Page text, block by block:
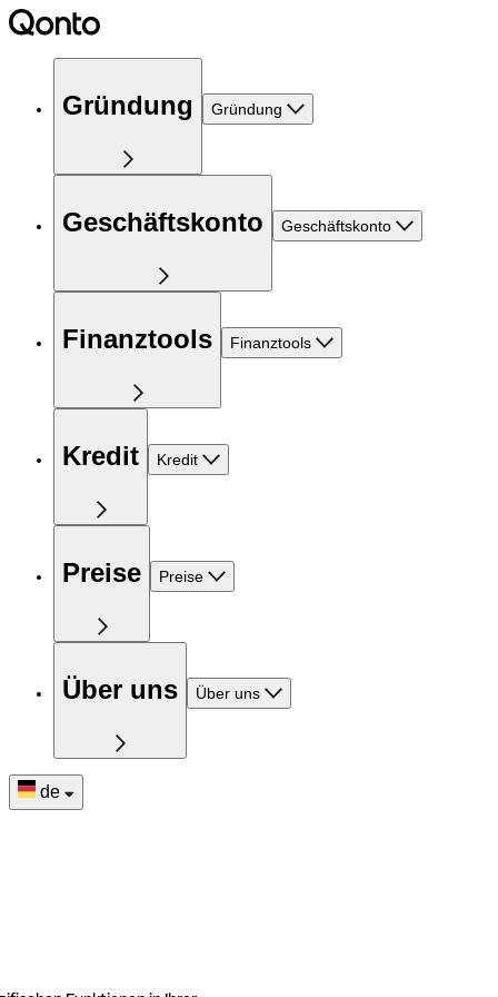
Gründung Gründung
Geschäftskonto Geschäftskonto
Finanztools Finanztools
Kredit Kredit
Preise Preise
Über uns Über uns
de